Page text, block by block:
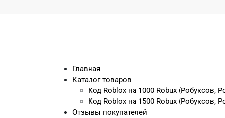
Главная
Каталог товаров
Код Roblox на 1000 Robux (Робуксов,
Код Roblox на 1500 Robux (Робуксов,
Отзывы покупателей